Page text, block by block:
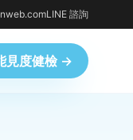
LINE 諮詢
見度健檢 →